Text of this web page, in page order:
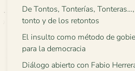
De Tontos, Tonterías,
tonto y de los retontos
El insulto como método de
para la democracia
Diálogo abierto con Fabio